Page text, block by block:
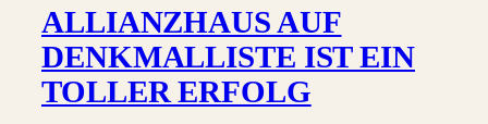
ALLIANZHAUS AUF
DENKMALLISTE IST EIN
TOLLER ERFOLG